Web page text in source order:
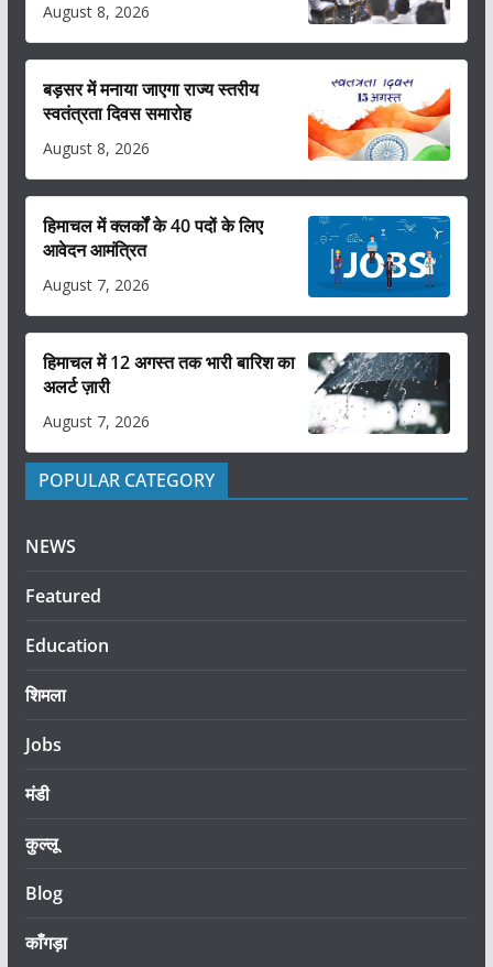
August 8, 2026
बड़सर में मनाया जाएगा राज्य स्तरीय
स्वतंत्रता दिवस समारोह
August 8, 2026
हिमाचल में क्लर्कों के 40 पदों के लिए
आवेदन आमंत्रित
August 7, 2026
हिमाचल में 12 अगस्त तक भारी बारिश का
अलर्ट ज़ारी
August 7, 2026
POPULAR CATEGORY
NEWS
Featured
Education
शिमला
Jobs
मंडी
कुल्लू
Blog
काँगड़ा